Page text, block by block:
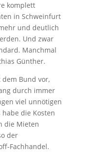
komplett
in Schweinfurt
und deutlich
Und zwar
Manchmal
Günther.
Bund vor,
durch immer
viel unnötigen
habe die Kosten
die Mieten
der
Fachhandel.